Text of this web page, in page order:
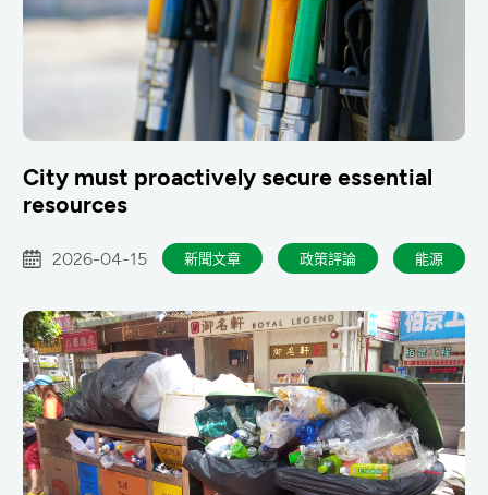
City must proactively secure essential
resources
2026-04-15 新聞文章 政策評論 能源